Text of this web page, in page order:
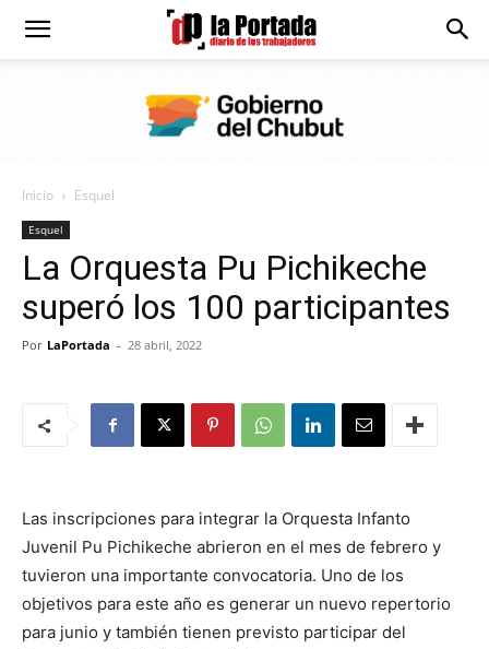
Diario
Portada
Inicio Esquel
Esquel
La Orquesta Pu Pichikeche
superó los 100 participantes
Por LaPortada - 28 abril, 2022
Las inscripciones para integrar la Orquesta Infanto
Juvenil Pu Pichikeche abrieron en el mes de febrero y
tuvieron una importante convocatoria. Uno de los
objetivos para este año es generar un nuevo repertorio
para junio y también tienen previsto participar del